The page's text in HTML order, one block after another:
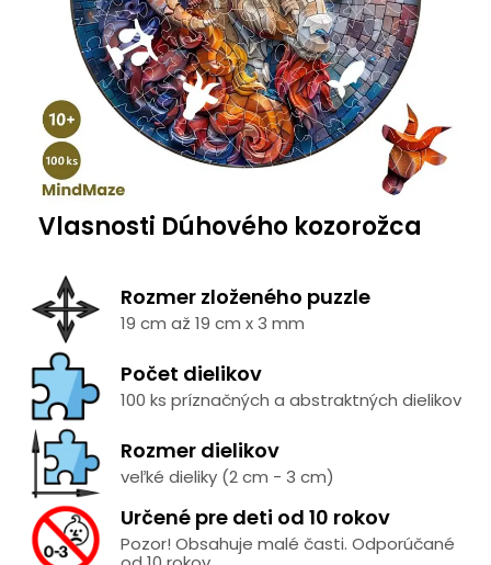
Vlasnosti Dúhového kozorožca
Rozmer zloženého puzzle
19 cm až 19 cm x 3 mm
Počet dielikov
100 ks príznačných a abstraktných dielikov
Rozmer dielikov
veľké dieliky (2 cm - 3 cm)
Určené pre deti od 10 rokov
Pozor! Obsahuje malé časti. Odporúčané